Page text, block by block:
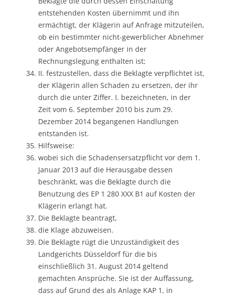
entstehenden Kosten übernimmt und ihn
ermächtigt, der Klägerin auf Anfrage mitzuteilen,
ob ein bestimmter nicht-gewerblicher Abnehmer
oder Angebotsempfänger in der
Rechnungslegung enthalten ist;
II. festzustellen, dass die Beklagte verpflichtet ist,
der Klägerin allen Schaden zu ersetzen, der ihr
durch die unter Ziffer. I. bezeichneten, in der
Zeit vom 6. September 2010 bis zum 29.
Dezember 2014 begangenen Handlungen
entstanden ist.
Hilfsweise:
wobei sich die Schadensersatzpflicht vor dem 1.
Januar 2013 auf die Herausgabe dessen
beschränkt, was die Beklagte durch die
Benutzung des EP 1 280 XXX B1 auf Kosten der
Klägerin erlangt hat.
Die Beklagte beantragt,
die Klage abzuweisen.
Die Beklagte rügt die Unzuständigkeit des
Landgerichts Düsseldorf für die bis
einschließlich 31. August 2014 geltend
gemachten Ansprüche. Sie ist der Auffassung,
dass auf Grund des als Anlage KAP 1, in